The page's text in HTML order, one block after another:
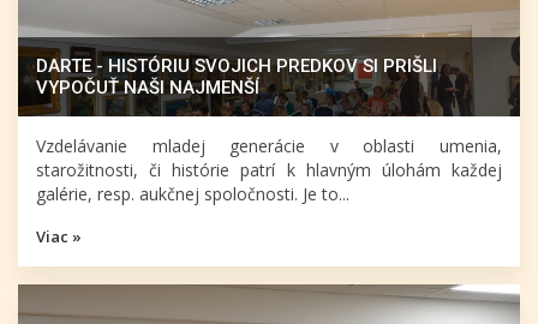
DARTE - HISTÓRIU SVOJICH PREDKOV SI PRIŠLI
VYPOČUŤ NAŠI NAJMENŠÍ
Vzdelávanie mladej generácie v oblasti umenia,
starožitnosti, či histórie patrí k hlavným úlohám každej
galérie, resp. aukčnej spoločnosti. Je to...
Viac »